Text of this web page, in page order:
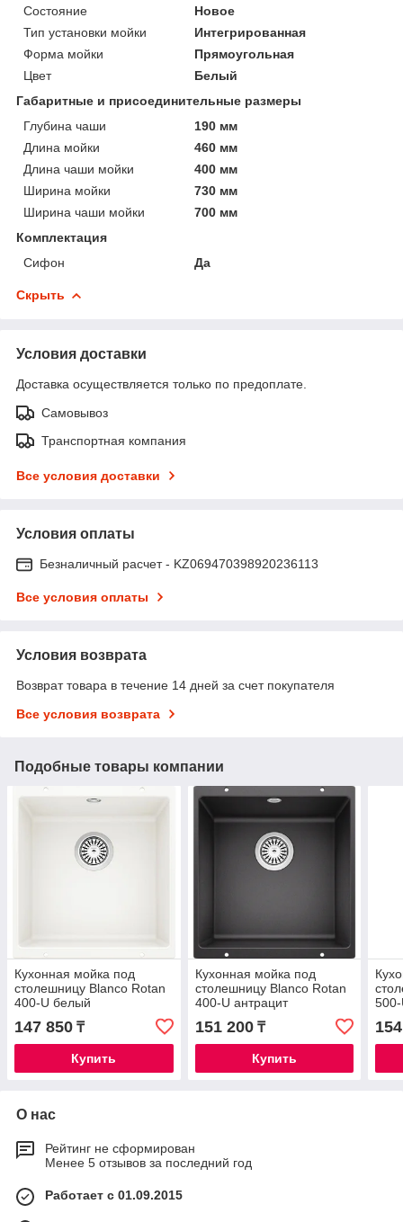
Состояние
Новое
Тип установки мойки
Интегрированная
Форма мойки
Прямоугольная
Цвет
Белый
Габаритные и присоединительные размеры
Глубина чаши
190 мм
Длина мойки
460 мм
Длина чаши мойки
400 мм
Ширина мойки
730 мм
Ширина чаши мойки
700 мм
Комплектация
Сифон
Да
Скрыть
Условия доставки
Доставка осуществляется только по предоплате.
Самовывоз
Транспортная компания
Все условия доставки
Условия оплаты
Безналичный расчет - KZ069470398920236113
Все условия оплаты
Условия возврата
Возврат товара в течение 14 дней за счет покупателя
Все условия возврата
Подобные товары компании
Кухонная мойка под
столешницу Blanco Rotan
400-U белый
147 850 ₸
Купить
Кухонная мойка под
столешницу Blanco Rotan
400-U антрацит
151 200₸
Купить
О нас
Рейтинг не сформирован
Менее 5 отзывов за последний год
Работает с 01.09.2015